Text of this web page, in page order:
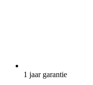
1 jaar garantie